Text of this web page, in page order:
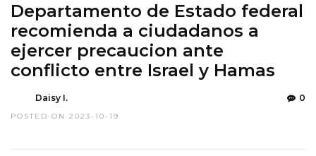
Departamento de Estado federal
recomienda a ciudadanos a
ejercer precaucion ante
conflicto entre Israel y Hamas
Daisy I.
POSTED ON 2023-10-19
0